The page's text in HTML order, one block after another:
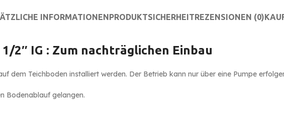
INFORMATIONENPRODUKTSICHERHEITREZENSIONEN (0)
2″ IG : Zum nachträglichen Einbau
dem Teichboden installiert werden. Der Betrieb kann nur über eine Pumpe
Bodenablauf gelangen.